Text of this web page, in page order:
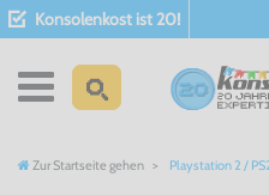
Konsolenkost ist 20!
Zur Startseite gehen Playstation 2 /